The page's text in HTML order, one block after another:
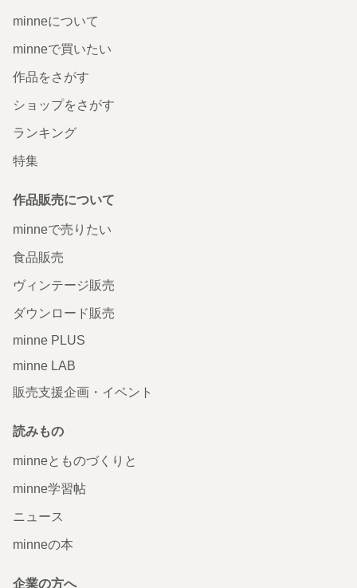
minneについて
minneで買いたい
作品をさがす
ショップをさがす
ランキング
特集
作品販売について
minneで売りたい
食品販売
ヴィンテージ販売
ダウンロード販売
minne PLUS
minne LAB
販売支援企画・イベント
読みもの
minneとものづくりと
minne学習帖
ニュース
minneの本
企業の方へ